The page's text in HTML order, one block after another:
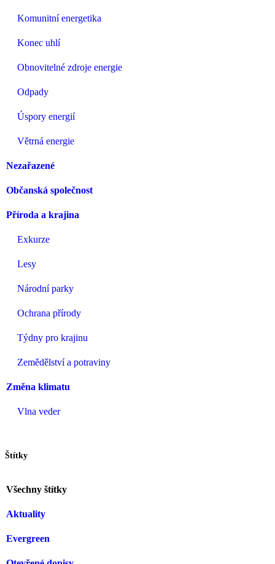
Komunitní energetika
Konec uhlí
Obnovitelné zdroje energie
Odpady
Úspory energií
Větrná energie
Nezařazené
Občanská společnost
Příroda a krajina
Exkurze
Lesy
Národní parky
Ochrana přírody
Týdny pro krajinu
Zemědělství a potraviny
Změna klimatu
Vlna veder
Štítky
Všechny štítky
Aktuality
Evergreen